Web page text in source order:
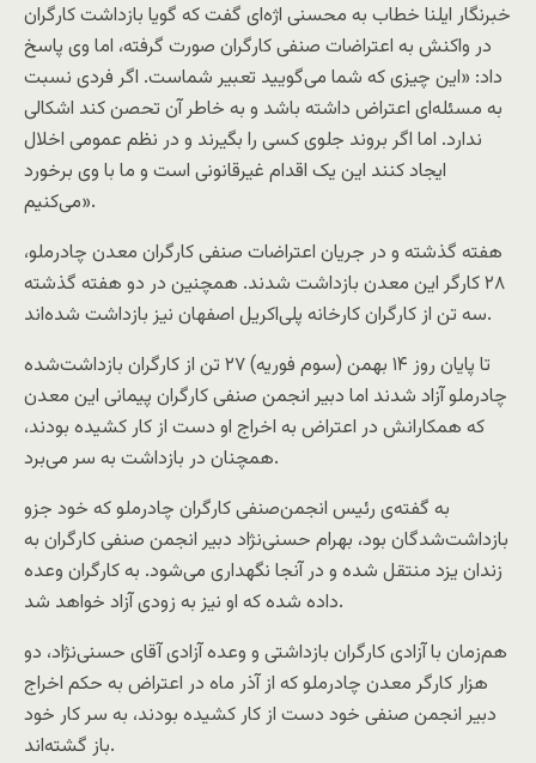
خبرنگار ایلنا خطاب به محسنی اژه‌ای گفت که گویا بازداشت کارگران
در واکنش به اعتراضات صنفی کارگران صورت گرفته، اما وی پاسخ
داد: «این چیزی که شما می‌گویید تعبیر شماست. اگر فردی نسبت
به مسئله‌ای اعتراض داشته باشد و به خاطر آن تحصن کند اشکالی
ندارد. اما اگر بروند جلوی کسی را بگیرند و در نظم عمومی اخلال
ایجاد کنند این یک اقدام غیرقانونی است و ما با وی برخورد
می‌کنیم».
هفته گذشته و در جریان اعتراضات صنفی کارگران معدن چادرملو،
۲۸ کارگر این معدن بازداشت شدند. همچنین در دو هفته گذشته
سه تن از کارگران کارخانه پلی‌اکریل اصفهان نیز بازداشت شده‌اند.
تا پایان روز ۱۴ بهمن (سوم فوریه) ۲۷ تن از کارگران بازداشت‌شده
چادرملو آزاد شدند اما دبیر انجمن صنفی کارگران پیمانی این معدن
که همکارانش در اعتراض به اخراج او دست از کار کشیده بودند،
همچنان در بازداشت به سر می‌برد.
به گفته‌ی رئیس انجمن‌صنفی کارگران چادرملو که خود جزو
بازداشت‌شدگان بود، بهرام حسنی‌نژاد دبیر انجمن صنفی کارگران به
زندان یزد منتقل شده و در آنجا نگهداری می‌شود. به کارگران وعده
داده شده که او نیز به زودی آزاد خواهد شد.
هم‌زمان با آزادی کارگران بازداشتی و وعده آزادی آقای حسنی‌نژاد، دو
هزار کارگر معدن چادرملو که از آذر ماه در اعتراض به حکم اخراج
دبیر انجمن صنفی خود دست از کار کشیده بودند، به سر کار خود
باز گشته‌اند.